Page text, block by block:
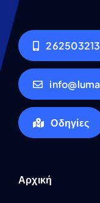
Οδηγίες
Αρχική